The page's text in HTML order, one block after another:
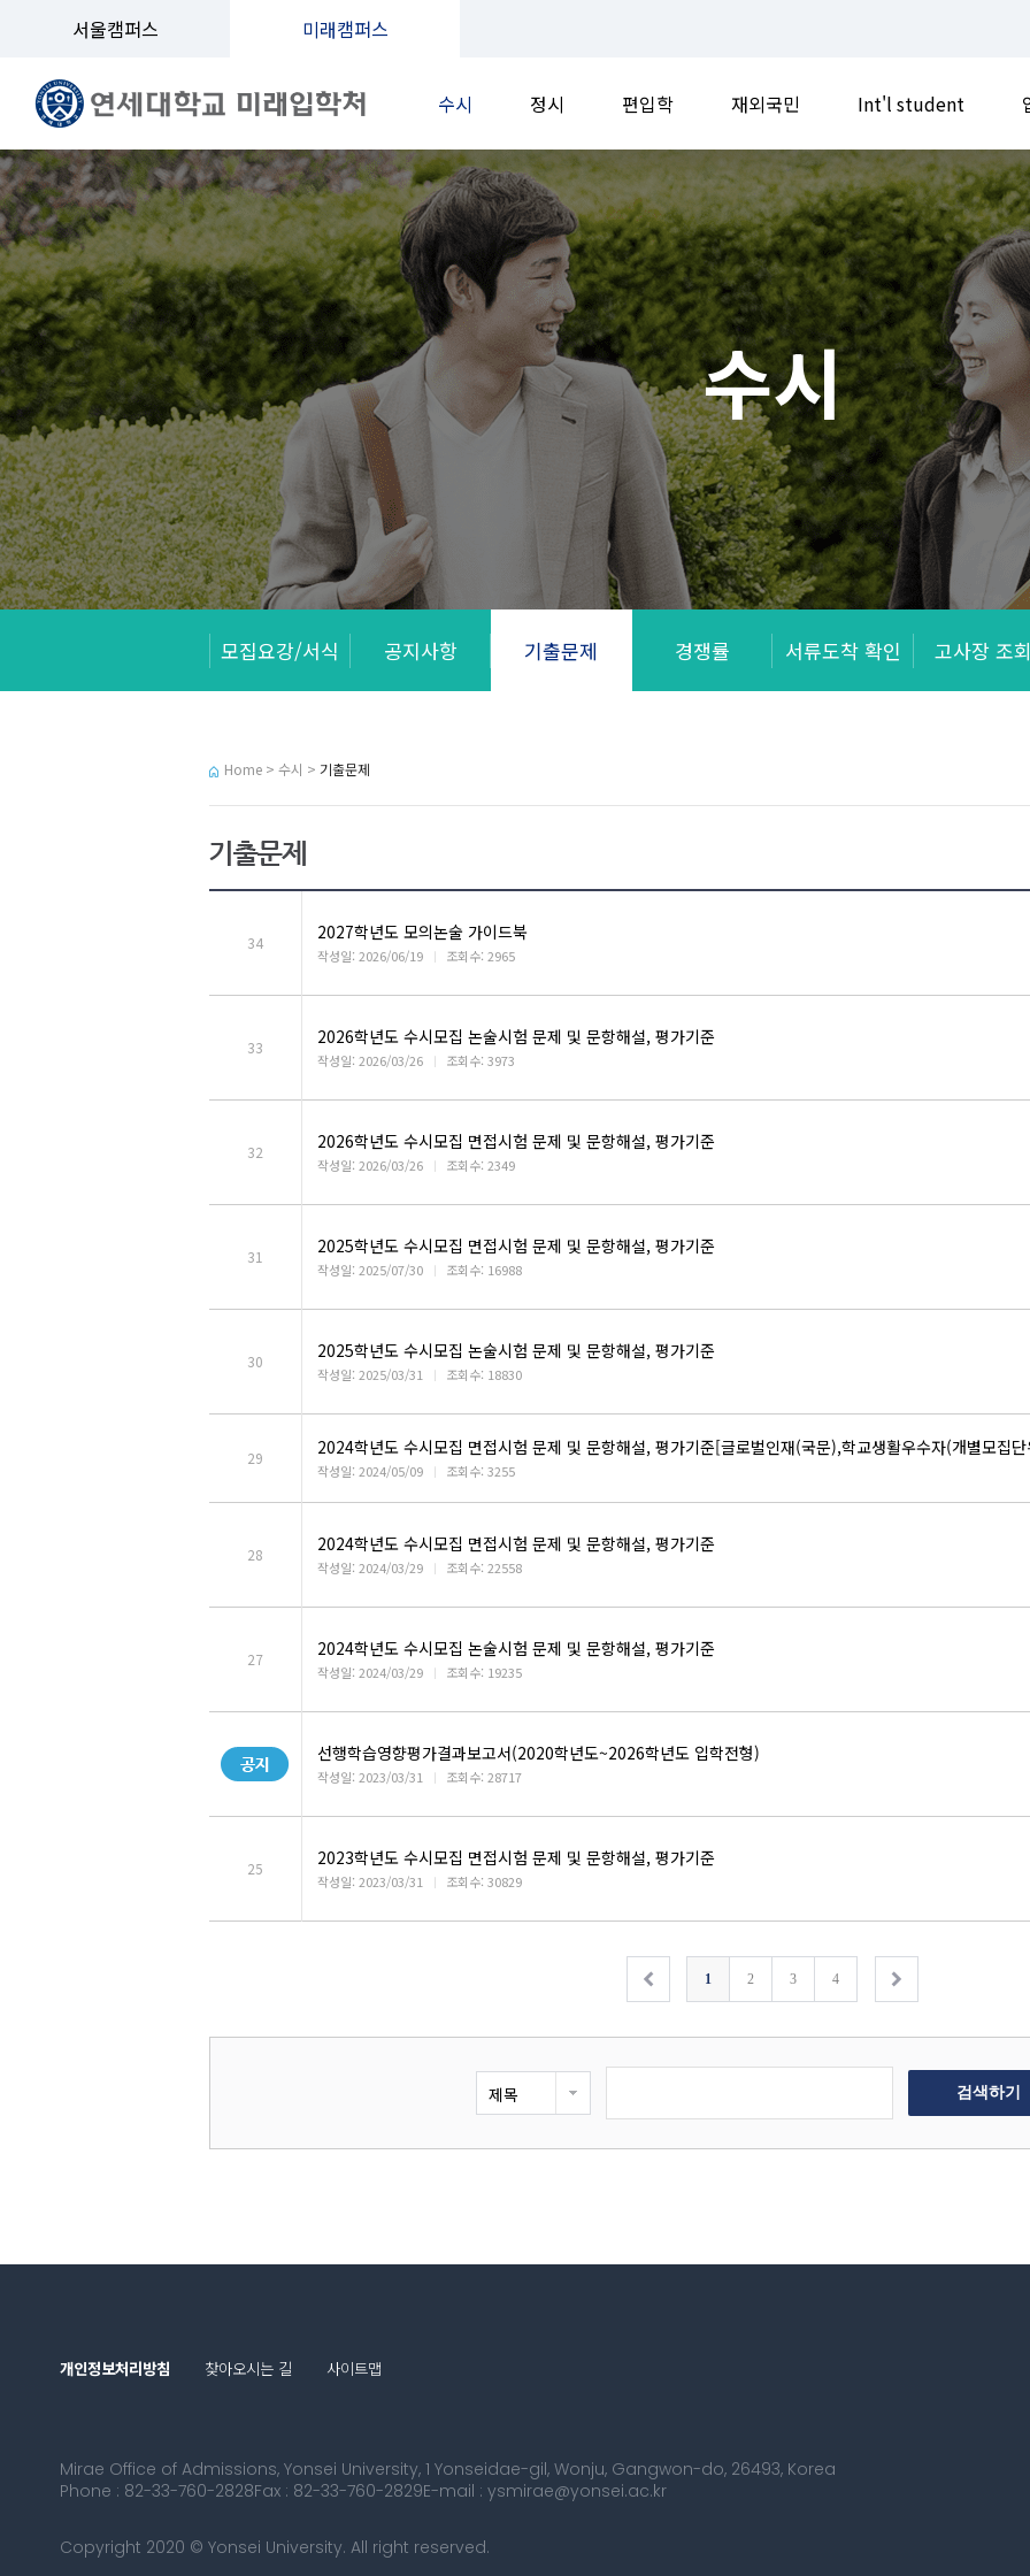
서울캠퍼스 미래캠퍼스
수시 정시 편입학 재외국민 Int'l student
수시
모집요강/서식 공지사항 기출문제 경쟁률 서류도착 확인 고사장 조
Home > 수시 > 기출문제
34 2027학년도 모의논술 가이드북
작성일: 2026/06/19 ㅣ 조회수: 2965
33 2026학년도 수시모집 논술시험 문제 및 문항해설, 평가기준
작성일: 2026/03/26 ㅣ 조회수: 3973
32 2026학년도 수시모집 면접시험 문제 및 문항해설, 평가기준
작성일: 2026/03/26 ㅣ 조회수: 2349
31 2025학년도 수시모집 면접시험 문제 및 문항해설, 평가기준
작성일: 2025/07/30 ㅣ 조회수: 16988
30 2025학년도 수시모집 논술시험 문제 및 문항해설, 평가기준
작성일: 2025/03/31 ㅣ 조회수: 18830
29 2024학년도 수시모집 면접시험 문제 및 문항해설, 평가기준[글로벌인재(국문),학교생활우수자(개별모집
작성일: 2024/05/09 ㅣ 조회수: 3255
28 2024학년도 수시모집 면접시험 문제 및 문항해설, 평가기준
작성일: 2024/03/29 ㅣ 조회수: 22558
27 2024학년도 수시모집 논술시험 문제 및 문항해설, 평가기준
작성일: 2024/03/29 ㅣ 조회수: 19235
선행학습영향평가결과보고서(2020학년도~2026학년도 입학전형)
작성일: 2023/03/31 ㅣ 조회수: 28717
25 2023학년도 수시모집 면접시험 문제 및 문항해설, 평가기준
작성일: 2023/03/31 ㅣ 조회수: 30829
1 2 3 4
제목 검색하기
개인정보처리방침 찾아오시는 길 사이트맵
Mirae Office of Admissions, Yonsei University, 1 Yonseidae-gil, Wonju, Gangwon-do, 26493, Korea
Phone : 82-33-760-2828Fax : 82-33-760-2829E-mail : ysmirae@yonsei.ac.kr
Copyright 2020 © Yonsei University. All right reserved.